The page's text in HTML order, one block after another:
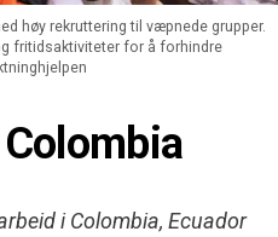
høy rekruttering til væpnede grupper.
fritidsaktiviteter for å forhindre
i Colombia, Ecuador